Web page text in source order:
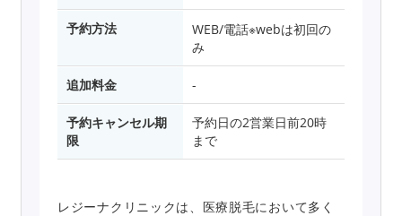
予約方法
WEB/電話※webは初回の
み
追加料金 -
予約キャンセル期
限
予約日の2営業日前20時
まで
レジーナクリニックは、医療脱毛において多く